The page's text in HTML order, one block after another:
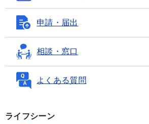
申請・届出
相談・窓口
よくある質問
ライフシーン